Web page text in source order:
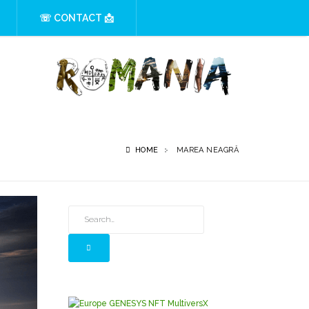
☏ CONTACT 📩
HOME MAREA NEAGRĂ